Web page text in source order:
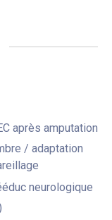
après amputation
/ adaptation
neurologique